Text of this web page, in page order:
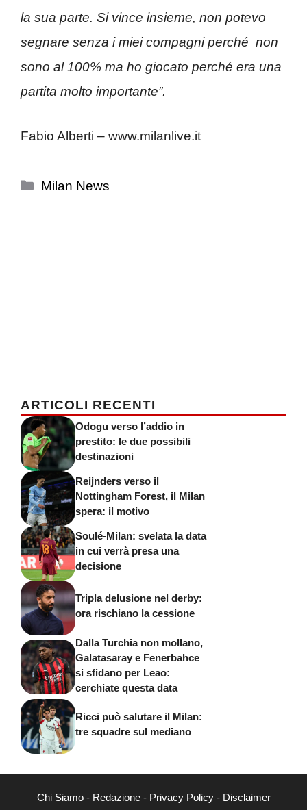
la sua parte. Si vince insieme, non potevo
segnare senza i miei compagni perché non
sono al 100% ma ho giocato perché era una
partita molto importante”.
Fabio Alberti – www.milanlive.it
Categorie
Milan News
ARTICOLI RECENTI
Odogu verso l’addio in
prestito: le due possibili
destinazioni
Reijnders verso il
Nottingham Forest, il Milan
spera: il motivo
Soulé-Milan: svelata la data
in cui verrà presa una
decisione
Tripla delusione nel derby:
ora rischiano la cessione
Dalla Turchia non mollano,
Galatasaray e Fenerbahce
si sfidano per Leao:
cerchiate questa data
Ricci può salutare il Milan:
tre squadre sul mediano
Chi Siamo- Redazione- Privacy Policy- Disclaimer